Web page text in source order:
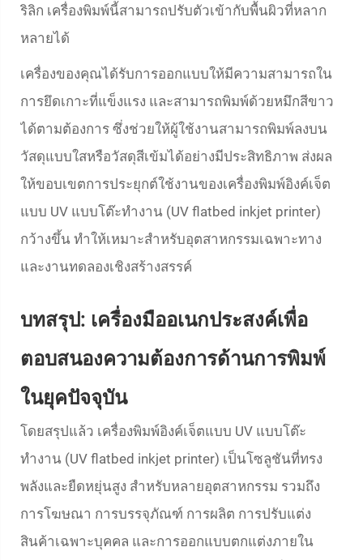
ริลิก เครื่องพิมพ์นี้สามารถปรับตัวเข้ากับพื้นผิวที่หลาก
หลายได้
เครื่องของคุณได้รับการออกแบบให้มีความสามารถใน
การยึดเกาะที่แข็งแรง และสามารถพิมพ์ด้วยหมึกสีขาว
ได้ตามต้องการ ซึ่งช่วยให้ผู้ใช้งานสามารถพิมพ์ลงบน
วัสดุแบบใสหรือวัสดุสีเข้มได้อย่างมีประสิทธิภาพ ส่งผล
ให้ขอบเขตการประยุกต์ใช้งานของเครื่องพิมพ์อิงค์เจ็ต
แบบ UV แบบโต๊ะทำงาน (UV flatbed inkjet printer)
กว้างขึ้น ทำให้เหมาะสำหรับอุตสาหกรรมเฉพาะทาง
และงานทดลองเชิงสร้างสรรค์
บทสรุป: เครื่องมืออเนกประสงค์เพื่อ
ตอบสนองความต้องการด้านการพิมพ์
ในยุคปัจจุบัน
โดยสรุปแล้ว เครื่องพิมพ์อิงค์เจ็ตแบบ UV แบบโต๊ะ
ทำงาน (UV flatbed inkjet printer) เป็นโซลูชันที่ทรง
พลังและยืดหยุ่นสูง สำหรับหลายอุตสาหกรรม รวมถึง
การโฆษณา การบรรจุภัณฑ์ การผลิต การปรับแต่ง
สินค้าเฉพาะบุคคล และการออกแบบตกแต่งภายใน